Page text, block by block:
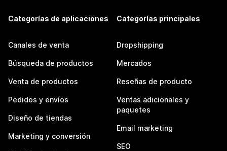
Categorías de aplicaciones
Canales de venta
Búsqueda de productos
Venta de productos
Pedidos y envíos
Diseño de tiendas
Marketing y conversión
Categorías principales
Dropshipping
Mercados
Reseñas de producto
Ventas adicionales y
paquetes
Email marketing
SEO